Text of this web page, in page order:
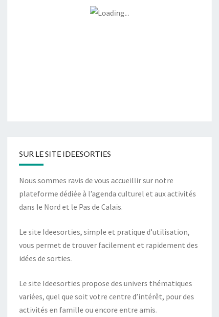
SUR LE SITE IDEESORTIES
Nous sommes ravis de vous accueillir sur notre
plateforme dédiée à l’agenda culturel et aux activités
dans le Nord et le Pas de Calais.
Le site Ideesorties, simple et pratique d’utilisation,
vous permet de trouver facilement et rapidement des
idées de sorties.
Le site Ideesorties propose des univers thématiques
variées, quel que soit votre centre d’intérêt, pour des
activités en famille ou encore entre amis.